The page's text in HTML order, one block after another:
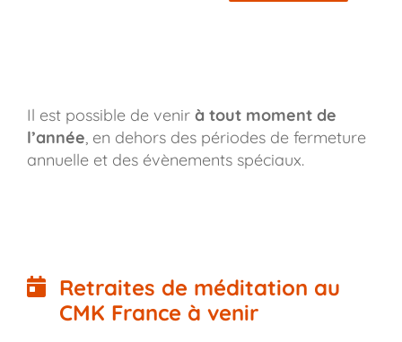
Il est possible de venir à tout moment de
l’année, en dehors des périodes de fermeture
annuelle et des évènements spéciaux.
Retraites de méditation au
CMK France à venir